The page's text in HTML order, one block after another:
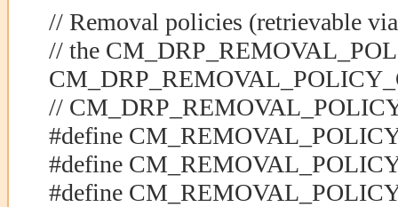
// Removal policies (retrievable
// the
//
#define
#define
#define